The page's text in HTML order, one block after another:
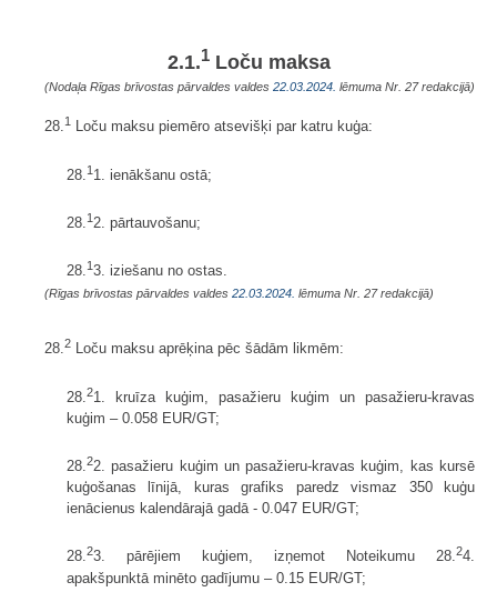
2.1.1Loču maksa
(Nodaļa Rīgas brīvostas pārvaldes valdes 22.03.2024. lēmuma Nr. 27 redakcijā)
28.1 Loču maksu piemēro atsevišķi par katru kuģa:
28. 1 1. ienākšanu ostā;
28.12. pārtauvošanu;
28.13. iziešanu no ostas.
(Rīgas brīvostas pārvaldes valdes 22.03.2024. lēmuma Nr. 27 redakcijā)
28.2 Loču maksu aprēķina pēc šādām likmēm:
28.21. kruīza kuģim, pasažieru kuģim un pasažieru-kravas
kuģim – 0.058 EUR/GT;
28.22. pasažieru kuģim un pasažieru-kravas kuģim, kas kursē
kuģošanas līnijā, kuras grafiks paredz vismaz 350 kuģu
ienācienus kalendārajā gadā - 0.047 EUR/GT;
28.23. pārējiem kuģiem, izņemot Noteikumu 28.24.
apakšpunktā minēto gadījumu – 0.15 EUR/GT;